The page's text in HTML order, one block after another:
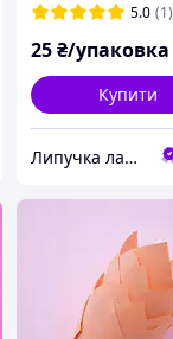
5.0 (1)
25 ₴/упаковка
Купити
Липучка лавка кондитера